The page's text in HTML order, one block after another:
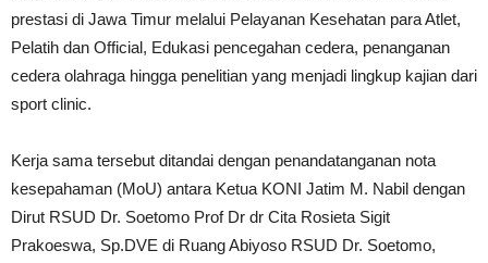
prestasi di Jawa Timur melalui Pelayanan Kesehatan para Atlet,
Pelatih dan Official, Edukasi pencegahan cedera, penanganan
cedera olahraga hingga penelitian yang menjadi lingkup kajian dari
sport clinic.
Kerja sama tersebut ditandai dengan penandatanganan nota
kesepahaman (MoU) antara Ketua KONI Jatim M. Nabil dengan
Dirut RSUD Dr. Soetomo Prof Dr dr Cita Rosieta Sigit
Prakoeswa, Sp.DVE di Ruang Abiyoso RSUD Dr. Soetomo,